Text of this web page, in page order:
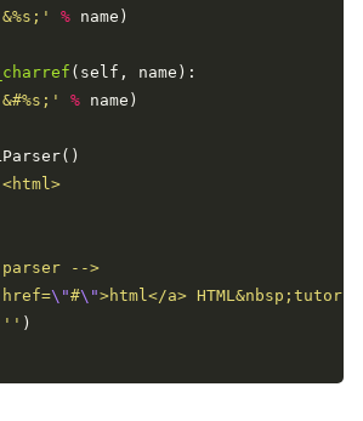
%s ;' %
%s ;' %
\"#\"